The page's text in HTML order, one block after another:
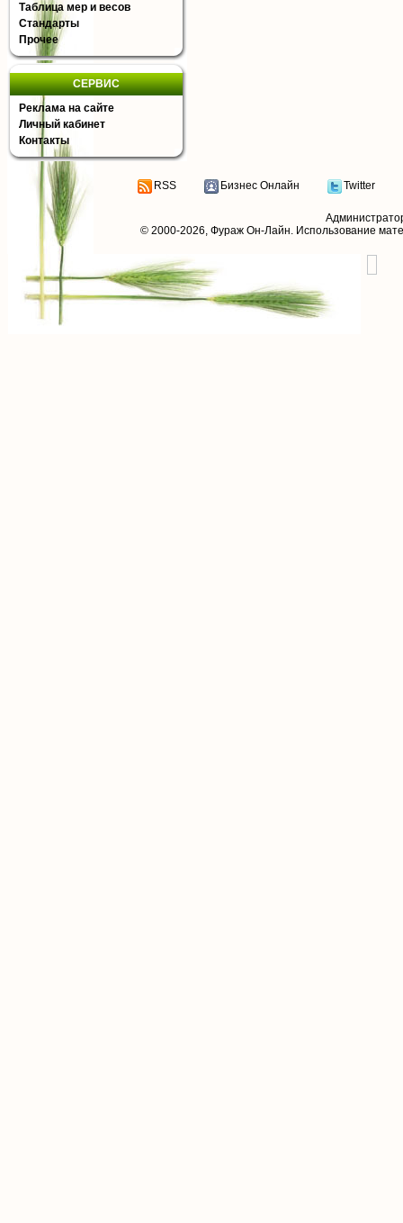
Таблица мер и весов
Стандарты
Прочее
СЕРВИС
Реклама на сайте
Личный кабинет
Контакты
RSS Бизнес Онлайн Twitter
© 2000-2026, Фураж Он-Лайн. Использование